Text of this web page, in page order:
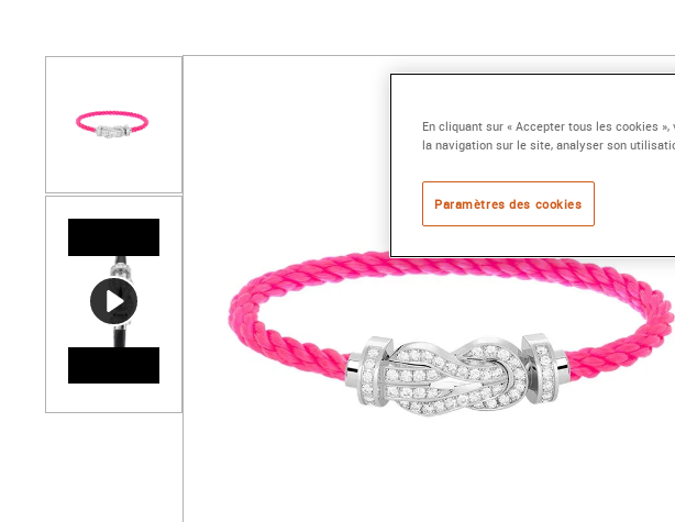
En cliquant sur « Accepter tous les cookies
la navigation sur le site, analyser son
Paramètres des cookies